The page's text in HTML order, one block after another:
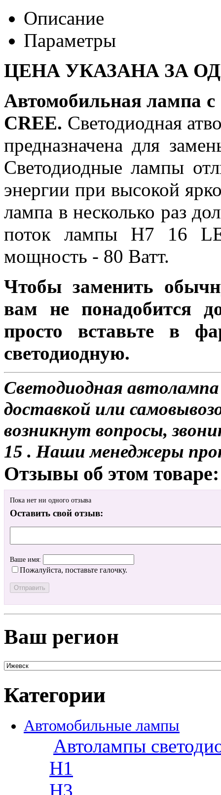
Описание
Параметры
ЦЕНА УКАЗАНА ЗА
Автомобильная лампа
CREE. Светодиодная
предназначена для
Светодиодные лампы
энергии при высокой
лампа в несколько раз
поток лампы H7 16
мощность - 80 Ватт.
Чтобы заменить
вам не понадобится
просто вставьте в
светодиодную.
Светодиодная
доставкой или
возникнут вопросы,
15 . Наши менеджеры
Отзывы об этом товаре:
Пока нет ни одного отзыва
Оставить свой отзыв:
Ваше имя:
Пожалуйста, поставьте галочку.
Ваш регион
Категории
Автомобильные лампы
Автолампы
H1
H3